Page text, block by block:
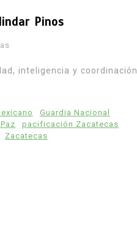
Pinos
inteligencia y coordinación
Guardia Nacional
pacificación Zacatecas
Zacatecas